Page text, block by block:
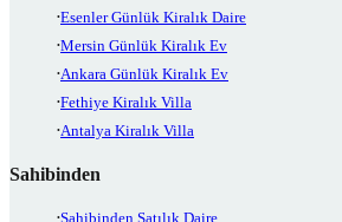
Esenler Günlük Kiralık Daire
Mersin Günlük Kiralık Ev
Ankara Günlük Kiralık Ev
Fethiye Kiralık Villa
Antalya Kiralık Villa
Sahibinden
Sahibinden Satılık Daire